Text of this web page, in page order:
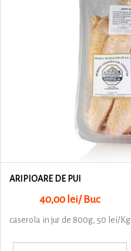
ARIPIOARE DE PUI
40,00 lei/ Buc
caserola in jur de 800g, 50 lei/Kg